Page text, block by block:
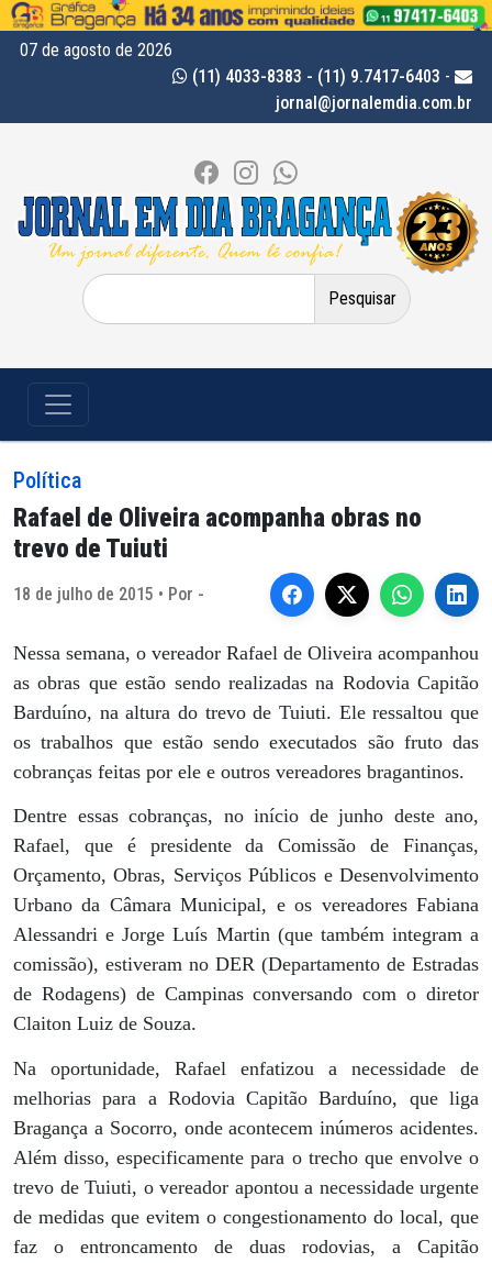
07 de agosto de 2026
(11) 4033-8383 - (11) 9.7417-6403 -
jornal@jornalemdia.com.br
Pesquisar
por:
Política
Rafael de Oliveira acompanha obras no
trevo de Tuiuti
18 de julho de 2015 • Por -
Nessa semana, o vereador Rafael de Oliveira acompanhou
as obras que estão sendo realizadas na Rodovia Capitão
Barduíno, na altura do trevo de Tuiuti. Ele ressaltou que
os trabalhos que estão sendo executados são fruto das
cobranças feitas por ele e outros vereadores bragantinos.
Dentre essas cobranças, no início de junho deste ano,
Rafael, que é presidente da Comissão de Finanças,
Orçamento, Obras, Serviços Públicos e Desenvolvimento
Urbano da Câmara Municipal, e os vereadores Fabiana
Alessandri e Jorge Luís Martin (que também integram a
comissão), estiveram no DER (Departamento de Estradas
de Rodagens) de Campinas conversando com o diretor
Claiton Luiz de Souza.
Na oportunidade, Rafael enfatizou a necessidade de
melhorias para a Rodovia Capitão Barduíno, que liga
Bragança a Socorro, onde acontecem inúmeros acidentes.
Além disso, especificamente para o trecho que envolve o
trevo de Tuiuti, o vereador apontou a necessidade urgente
de medidas que evitem o congestionamento do local, que
faz o entroncamento de duas rodovias, a Capitão